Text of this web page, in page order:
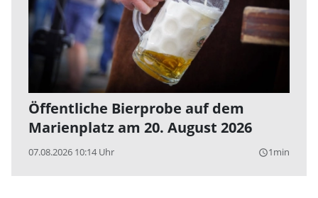
Öffentliche Bierprobe auf dem
Marienplatz am 20. August 2026
07.08.2026 10:14 Uhr query_builder1min